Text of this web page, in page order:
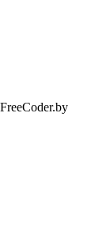
FreeCoder.by